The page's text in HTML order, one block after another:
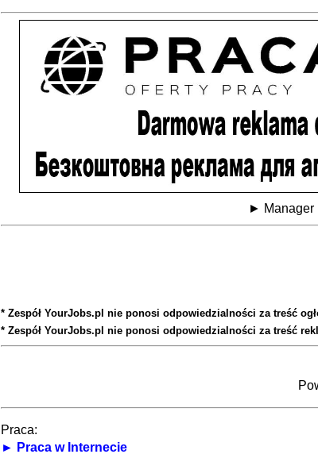
► Manager
* Zespół YourJobs.pl nie ponosi odpowiedzialności za treść
* Zespół YourJobs.pl nie ponosi odpowiedzialności za treść
Praca:
► Praca w Internecie